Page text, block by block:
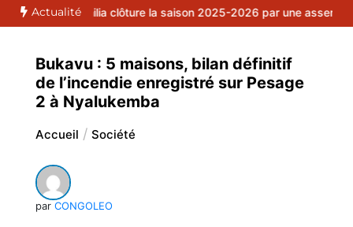
Actualité
Familia clôture la saison 2025-2026 par une assemblée générale
Bukavu : 5 maisons, bilan définitif
de l’incendie enregistré sur Pesage
2 à Nyalukemba
Accueil Société
par CONGOLEO